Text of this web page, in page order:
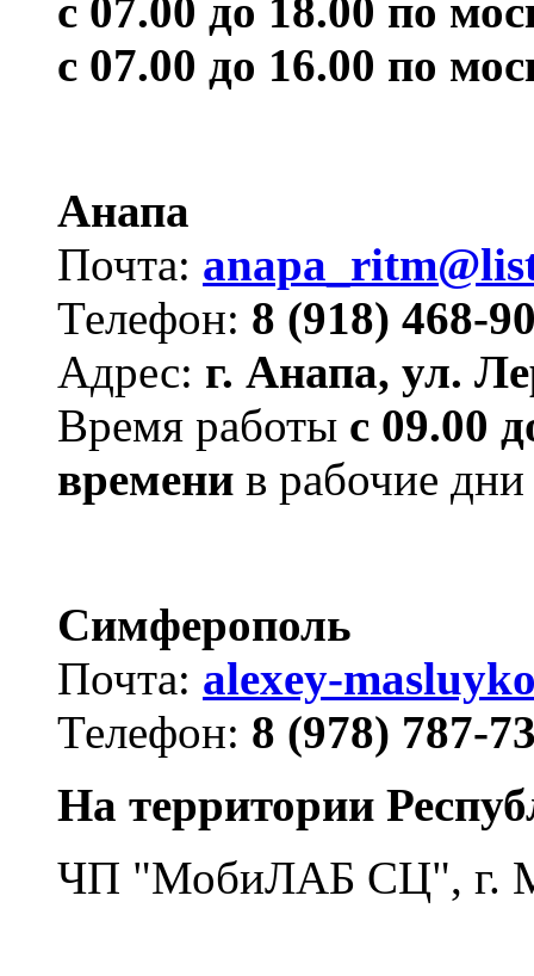
с 07.00 до 18.00 по
с 07.00 до 16.00 по
Анапа
Почта:
Телефон: 8 (918) 468-
Адрес: г. Анапа, ул.
Время работы с 09.00
времени в рабочие дни
Симферополь
Почта: alexey-
Телефон: 8 (978) 787-
На территории
ЧП "МобиЛАБ СЦ", г.